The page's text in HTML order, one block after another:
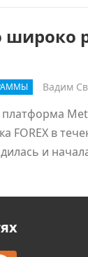
широко
Вадим
FOREX в
и